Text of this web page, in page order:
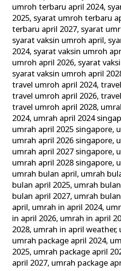
umroh terbaru april 2024,
2025, syarat umroh terbaru
terbaru april 2027, syarat
syarat vaksin umroh april,
2024, syarat vaksin umroh
umroh april 2026, syarat
syarat vaksin umroh april
travel umroh april 2024,
travel umroh april 2026,
travel umroh april 2028,
2024, umrah april 2024
umrah april 2025 singapore,
umrah april 2026 singapore,
umrah april 2027 singapore,
umrah april 2028 singapore,
umrah bulan april, umrah
bulan april 2025, umrah
bulan april 2027, umrah
april, umrah in april 2024,
in april 2026, umrah in april
2028, umrah in april weather,
umrah package april 2024,
2025, umrah package april
april 2027, umrah package